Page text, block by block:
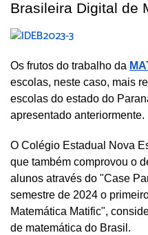
Brasileira Digital de
Os frutos do trabalho da
escolas, neste caso, mais
escolas do estado do
apresentado anteriormente.
O Colégio Estadual Nova
que também comprovou o
alunos através do "Case
semestre de 2024 o
Matemática Matific",
de matemática do Brasil.